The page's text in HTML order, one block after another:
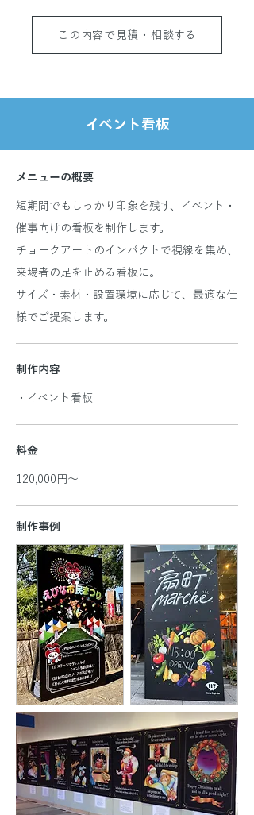
この内容で見積・相談する
イベント看板
メニューの概要
短期間でもしっかり印象を残す、イベント・
催事向けの看板を制作します。
チョークアートのインパクトで視線を集め、
来場者の足を止める看板に。
サイズ・素材・設置環境に応じて、最適な仕
様でご提案します。
制作内容
・イベント看板
料金
120,000円～
​制作事例